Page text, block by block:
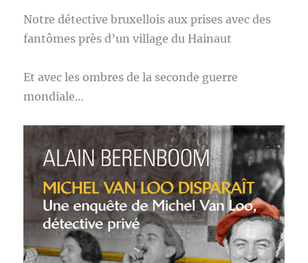
Notre détective bruxellois aux prises avec des
fantômes près d’un village du Hainaut
Et avec les ombres de la seconde guerre
mondiale…